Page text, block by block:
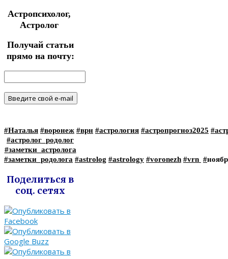
Астропсихолог,
Астролог
Получай статьи
прямо на почту:
#Наталья #воронеж #врн #астрология #астропрогноз2025
#астролог_родолог
#заметки_астролога
#заметки_родолога #astrolog #astrology #voronezh #vrn #
Поделиться в
соц. сетях